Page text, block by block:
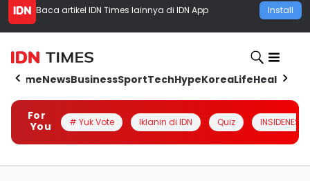
Baca artikel IDN Times lainnya di IDN App Install
HomeNewsBusinessSportTechHypeKoreaLifeHealth
For
You
# Yuk Vote Iklanin di IDN Quiz INSIDENESIA